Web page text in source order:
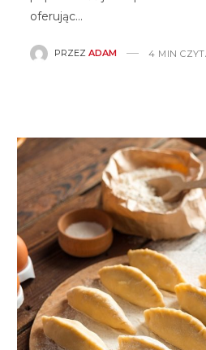
oferując…
PRZEZADAM 4 MIN